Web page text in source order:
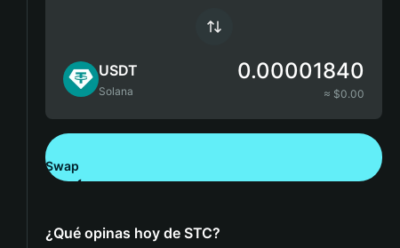
USDT
Solana
0.00001840
≈ $0.00
Swap
¿Qué opinas hoy de STC?